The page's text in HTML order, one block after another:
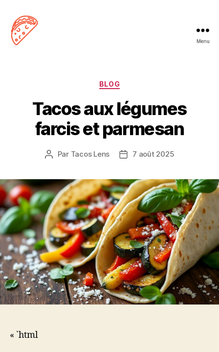
Menu
Catégories
BLOG
Tacos aux légumes
farcis et parmesan
Auteur
Par Tacos Lens
Date7 août 2025
« `html